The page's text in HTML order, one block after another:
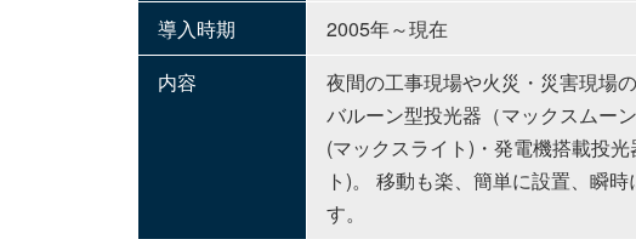
導入時期
2005年～現在
内容
夜間の工事現場や火災・災害現場
バルーン型投光器（マックスムー
(マックスライト)・発電機搭載投光
ト)。 移動も楽、簡単に設置、瞬時
す。